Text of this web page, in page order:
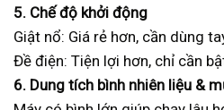
5. Chế độ khởi động
Giật nổ: Giá rẻ hơn, cần dùng
Đề điện: Tiện lợi hơn, chỉ cần
6. Dung tích bình nhiên liệu &